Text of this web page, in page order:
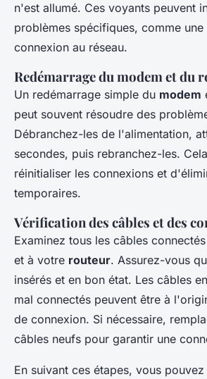
n'est allumé. Ces voyants peuvent
problèmes spécifiques, comme une
connexion au réseau.
Redémarrage du modem et du
Un redémarrage simple du modem
peut souvent résoudre des
Débranchez-les de l'alimentation,
secondes, puis rebranchez-les.
réinitialiser les connexions et
temporaires.
Vérification des câbles et des
Examinez tous les câbles
et à votre routeur. Assurez-vous
insérés et en bon état. Les câbles
mal connectés peuvent être à
de connexion. Si nécessaire,
câbles neufs pour garantir une
En suivant ces étapes, vous